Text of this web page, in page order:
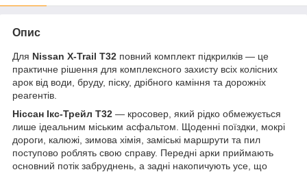
Опис
Для Nissan X-Trail T32 повний комплект підкрилків — це
практичне рішення для комплексного захисту всіх колісних
арок від води, бруду, піску, дрібного каміння та дорожніх
реагентів.
Ніссан Ікс-Трейл Т32 — кросовер, який рідко обмежується
лише ідеальним міським асфальтом. Щоденні поїздки, мокрі
дороги, калюжі, зимова хімія, заміські маршрути та пил
поступово роблять свою справу. Передні арки приймають
основний потік забруднень, а задні накопичують усе, що